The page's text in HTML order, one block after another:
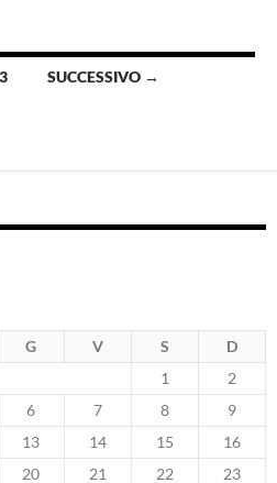
3 SUCCESSIVO →
G V S
D
1
2
6 7 8
9
13 14 15
16
20 21 22
23